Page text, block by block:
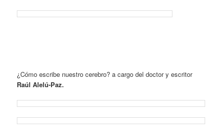
¿Cómo escribe nuestro cerebro? a cargo del doctor y escritor
Raúl Alelú-Paz.